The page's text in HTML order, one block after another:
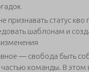
признавать статус кво
шаблонам и
— свобода быть
частью команды. В этом